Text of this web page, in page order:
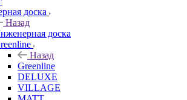
доска
Назад
доска
Назад
Greenline
DELUXE
VILLAGE